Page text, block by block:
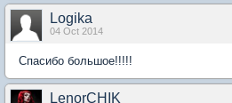
Logika
04 Oct 2014
Спасибо большое!!!!!
LenorCHIK